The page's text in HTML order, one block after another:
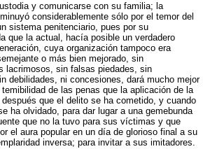
y comunicarse con su familia; la
considerablemente sólo por el temor del
sistema penitenciario, pues por su
que la actual, hacía posible un verdadero
cuya organización tampoco era
o más bien mejorado, sin
lacrimosos, sin falsas piedades, sin
debilidades, ni concesiones, dará mucho mejor
de las penas que la aplicación de la
que el delito se ha cometido, y cuando
ha olvidado, para dar lugar a una gemebunda
que no la tuvo para sus víctimas y que
el aura popular en un día de glorioso final a su
inversa; para invitar a sus imitadores.